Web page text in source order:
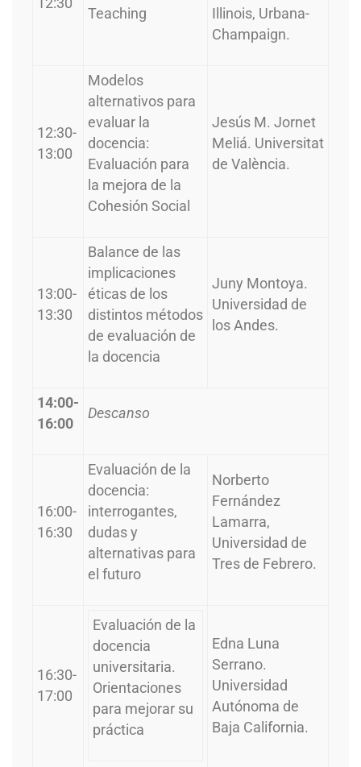
Teaching
Illinois, Urbana-
Champaign.
12:30-
13:00
Modelos
alternativos para
evaluar la
docencia:
Evaluación para
la mejora de la
Cohesión Social
Jesús M. Jornet
Meliá. Universitat
de València.
13:00-
13:30
Balance de las
implicaciones
éticas de los
distintos métodos
de evaluación de
la docencia
Juny Montoya.
Universidad de
los Andes.
14:00-
16:00
Descanso
16:00-
16:30
Evaluación de la
docencia:
interrogantes,
dudas y
alternativas para
el futuro
Norberto
Fernández
Lamarra,
Universidad de
Tres de Febrero.
16:30-
17:00
Evaluación de la
docencia
universitaria.
Orientaciones
para mejorar su
práctica
Edna Luna
Serrano.
Universidad
Autónoma de
Baja California.